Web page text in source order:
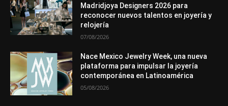
Premios
Secciones Sin categoría
Más
Madridjoya Designers 2026 para
reconocer nuevos talentos en joyería y
relojería
07/08/2026
Nace Mexico Jewelry Week, una nueva
plataforma para impulsar la joyería
contemporánea en Latinoamérica
05/08/2026